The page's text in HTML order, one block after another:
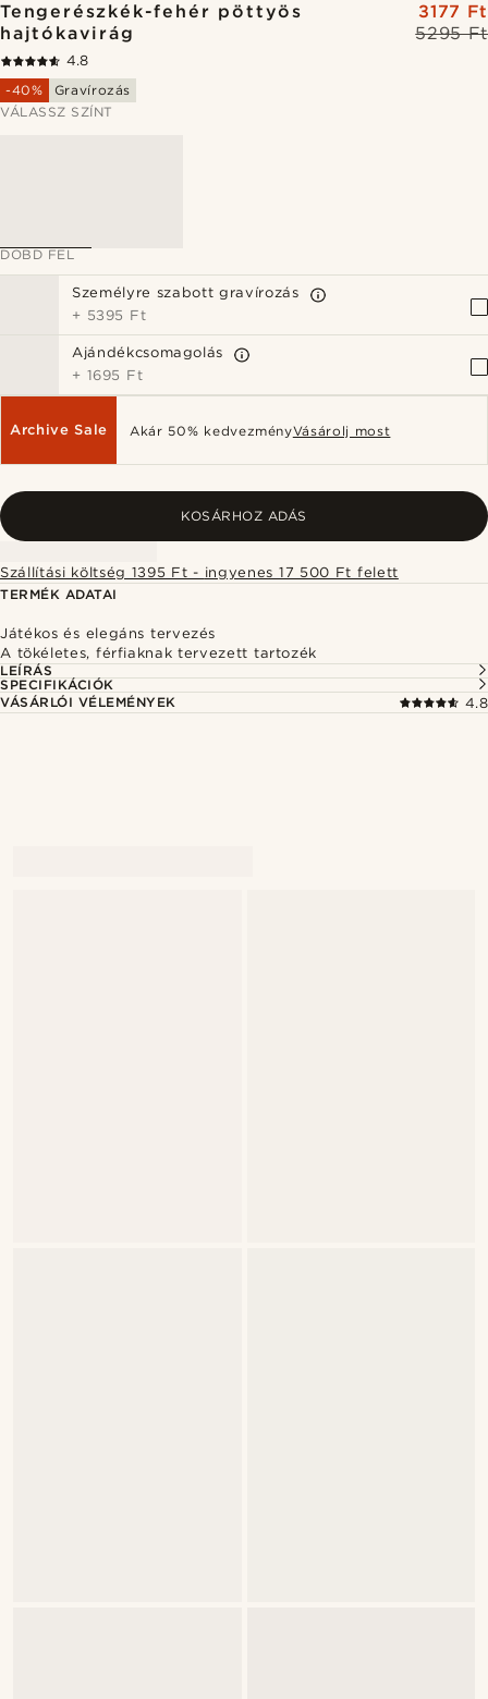
Tengerészkék-fehér pöttyös
hajtókavirág
5295 Ft
3177 Ft
4.8
-40%
Gravírozás
VÁLASSZ SZÍNT
DOBD FEL
Személyre szabott gravírozás
+ 5395 Ft
Ajándékcsomagolás
+ 1695 Ft
Archive Sale Akár 50% kedvezményVásárolj most
KOSÁRHOZ ADÁS
Szállítási költség 1395 Ft - ingyenes 17 500 Ft felett
TERMÉK ADATAI
Játékos és elegáns tervezés
A tökéletes, férfiaknak tervezett tartozék
LEÍRÁS
SPECIFIKÁCIÓK
VÁSÁRLÓI VÉLEMÉNYEK
4.8